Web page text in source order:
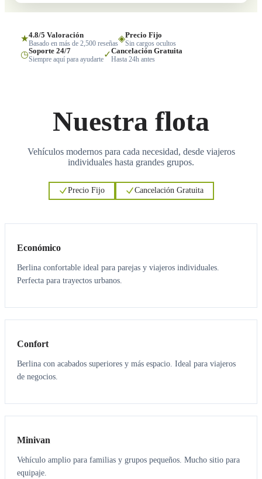
★4.8/5 Valoración
Basado en más de 2,500 reseñas◈Precio Fijo
Sin cargos ocultos
◷Soporte 24/7
Siempre aquí para ayudarte✓Cancelación Gratuita
Hasta 24h antes
Nuestra flota
Vehículos modernos para cada necesidad, desde viajeros
individuales hasta grandes grupos.
Precio Fijo Cancelación Gratuita
Económico
Berlina confortable ideal para parejas y viajeros individuales.
Perfecta para trayectos urbanos.
3 3
Confort
Berlina con acabados superiores y más espacio. Ideal para viajeros
de negocios.
6 5
Minivan
Vehículo amplio para familias y grupos pequeños. Mucho sitio para
equipaje.